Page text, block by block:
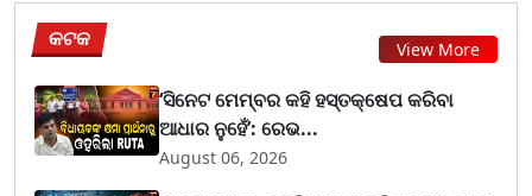
କଟକ View More
‘ସିନେଟ ମେମ୍ବର କହି ହସ୍ତକ୍ଷେପ କରିବା
ଆଧାର ନୁହେଁ’: ରେଭ...
August 06, 2026